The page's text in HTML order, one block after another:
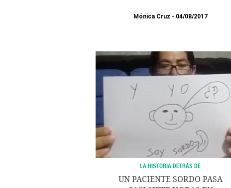
Mónica Cruz 04/08/2017
LA HISTORIA DETRÁS DE
UN PACIENTE SORDO PASA